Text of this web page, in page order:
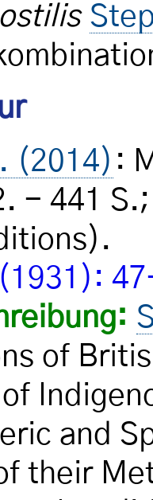
(2014) :
- 441
(1931):
of
and
their